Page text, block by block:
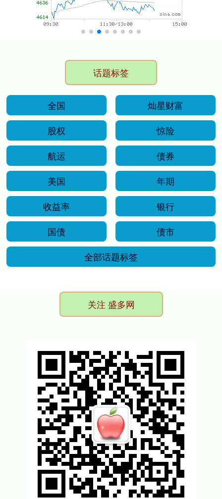
话题标签
全国
灿星财富
股权
惊险
航运
债券
美国
年期
收益率
银行
国债
债市
全部话题标签
关注 盛多网